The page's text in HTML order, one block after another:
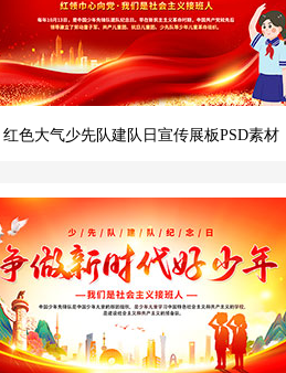
红色大气少先队建队日宣传展板PSD素材